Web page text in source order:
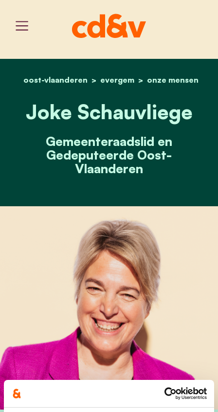
home
oost-vlaanderen evergem onze mensen
joke schauvliege
Joke Schauvliege
Gemeenteraadslid en
Gedeputeerde Oost-
Vlaanderen